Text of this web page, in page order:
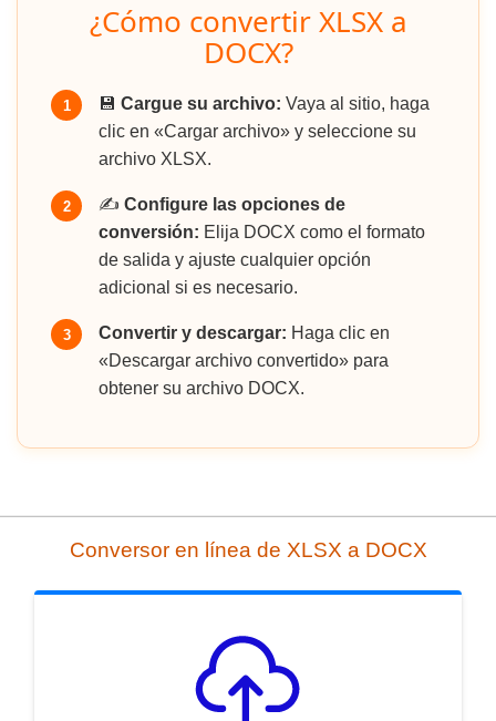
¿Cómo convertir XLSX a
DOCX?
1 💾 Cargue su archivo: Vaya al sitio, haga
clic en «Cargar archivo» y seleccione su
archivo XLSX.
2 ✍️ Configure las opciones de
conversión: Elija DOCX como el formato
de salida y ajuste cualquier opción
adicional si es necesario.
3 Convertir y descargar: Haga clic en
«Descargar archivo convertido» para
obtener su archivo DOCX.
Conversor en línea de XLSX a DOCX